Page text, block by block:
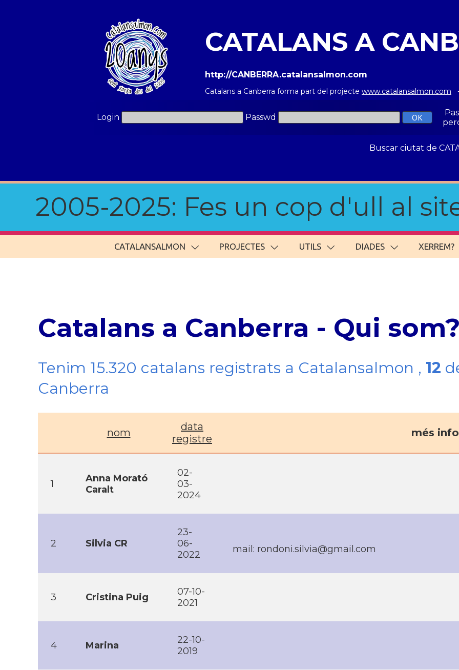
CATALANS A
http://CANBERRA.catalansalmon.com
Catalans a Canberra forma part del projecte www.catalansalmon.com
Login Passwd
Buscar ciutat de
2005-2025: Fes un cop d'ull al
CATALANSALMON PROJECTES UTILS DIADES XERREM?
Catalans a Canberra - Qui som?
Tenim 15.320 catalans registrats a Catalansalmon , 12
Canberra
nom
data
registre
més info
1
Anna Morató
Caralt
02-
03-
2024
2 Silvia CR
23-
06-
2022
mail: rondoni.silvia@gmail.com
3 Cristina Puig
07-10-
2021
4 Marina
22-10-
2019